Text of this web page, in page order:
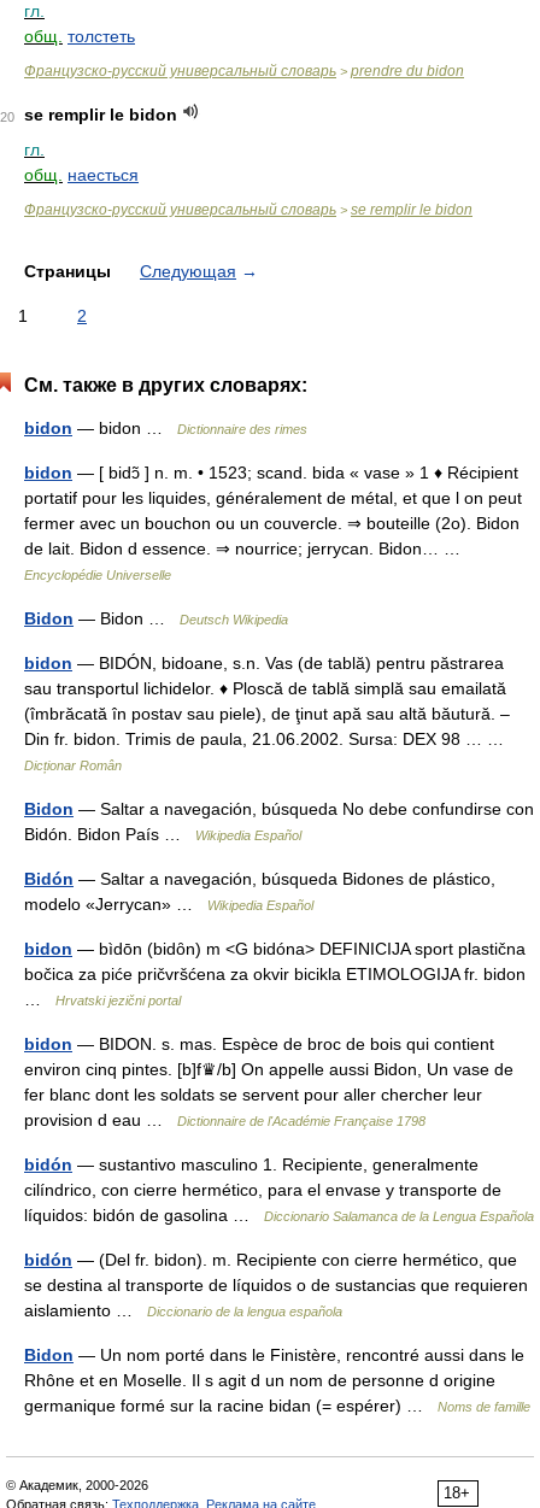
гл.
общ. толстеть
Французско-русский универсальный словарь > prendre du bidon
20
se remplir le bidon
гл.
общ.
наесться
Французско-русский универсальный словарь > se remplir le bidon
Страницы Следующая →
1 2
См. также в других словарях:
bidon — bidon … Dictionnaire des rimes
bidon — [ bidɔ̃ ] n. m. • 1523; scand. bida « vase » 1 ♦ Récipient
portatif pour les liquides, généralement de métal, et que l on peut
fermer avec un bouchon ou un couvercle. ⇒ bouteille (2o). Bidon
de lait. Bidon d essence. ⇒ nourrice; jerrycan. Bidon… …
Encyclopédie Universelle
Bidon — Bidon … Deutsch Wikipedia
bidon — BIDÓN, bidoane, s.n. Vas (de tablă) pentru păstrarea
sau transportul lichidelor. ♦ Ploscă de tablă simplă sau emailată
(îmbrăcată în postav sau piele), de ţinut apă sau altă băutură. –
Din fr. bidon. Trimis de paula, 21.06.2002. Sursa: DEX 98 … …
Dicționar Român
Bidon — Saltar a navegación, búsqueda No debe confundirse con
Bidón. Bidon País …
Wikipedia Español
Bidón — Saltar a navegación, búsqueda Bidones de plástico,
modelo «Jerrycan» …
Wikipedia Español
bidon — bìdōn (bidȏn) m <G bidóna> DEFINICIJA sport plastična
bočica za piće pričvršćena za okvir bicikla ETIMOLOGIJA fr. bidon
Hrvatski jezični portal
bidon — BIDON. s. mas. Espèce de broc de bois qui contient
environ cinq pintes. [b]f♛/b] On appelle aussi Bidon, Un vase de
fer blanc dont les soldats se servent pour aller chercher leur
provision d eau …
Dictionnaire de l'Académie Française 1798
bidón — sustantivo masculino 1. Recipiente, generalmente
cilíndrico, con cierre hermético, para el envase y transporte de
líquidos: bidón de gasolina …
Diccionario Salamanca de la Lengua Española
bidón — (Del fr. bidon). m. Recipiente con cierre hermético, que
se destina al transporte de líquidos o de sustancias que requieren
aislamiento …
Diccionario de la lengua española
Bidon — Un nom porté dans le Finistère, rencontré aussi dans le
Rhône et en Moselle. Il s agit d un nom de personne d origine
germanique formé sur la racine bidan (= espérer) …
Noms de famille
18+
© Академик, 2000-2026
Обратная связь: Техподдержка Реклама на сайте